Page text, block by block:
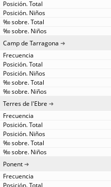
Camp de Tarragona
Terres de l'Ebre
Ponent